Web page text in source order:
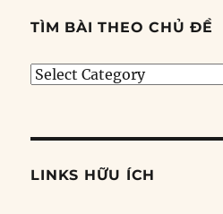
TÌM BÀI THEO CHỦ ĐỀ
Tìm
đề
LINKS HỮU ÍCH